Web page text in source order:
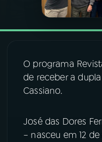
PROGRAMAS
06 VIDEOCASTS
O programa
de receber a
Cassiano.
José das Dores
– nasceu em 12